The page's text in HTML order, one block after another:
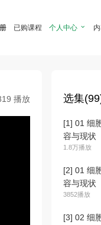
已购课程 个人中心 
播放 选集
[1] 01 细
容与现状
1.8万播放
[2] 01 细
容与现状
3852播放
[3] 02 细